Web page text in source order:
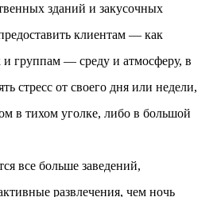
в 2024 году. Концепция
манифест. Архитекторы
память о военном
зданий и закусочных
клиентам — как
группам — среду и атмосферу, в
стресс от своего дня или недели,
в тихом уголке, либо в большой
все больше заведений,
развлечения, чем ночь